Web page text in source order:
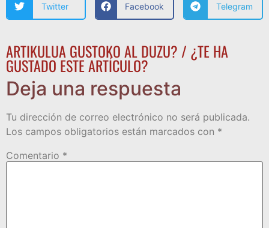
Twitter Facebook Telegram
ARTIKULUA GUSTOKO AL DUZU? / ¿TE HA
GUSTADO ESTE ARTÍCULO?
Deja una respuesta
Tu dirección de correo electrónico no será publicada.
Los campos obligatorios están marcados con *
Comentario *